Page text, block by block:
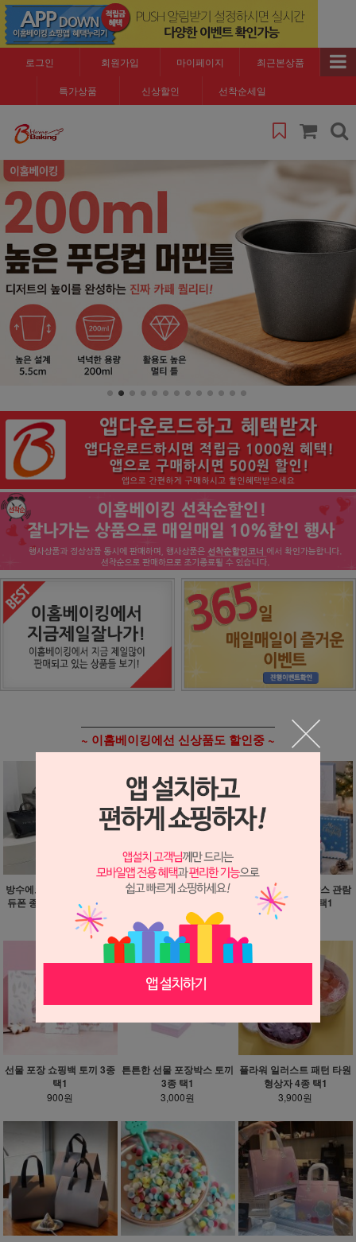
로그인 회원가입 마이페이지 최근본상품
특가상품 신상할인 선착순세일
~ 이홈베이킹에선 신상품도 할인중 ~
방수에코백 데일리 도트백
듀폰 종이 젤리백 5종 택1
11,000원
크리스마스 종이쇼핑백 화
900원
튼튼한 선물 포장박스 관람
차 눈사람 6종 택1
선물 포장 쇼핑백 토끼 3종
택1
900원
튼튼한 선물 포장박스 토끼
3종 택1
3,000원
플라워 일러스트 패턴 타원
형상자 4종 택1
3,900원